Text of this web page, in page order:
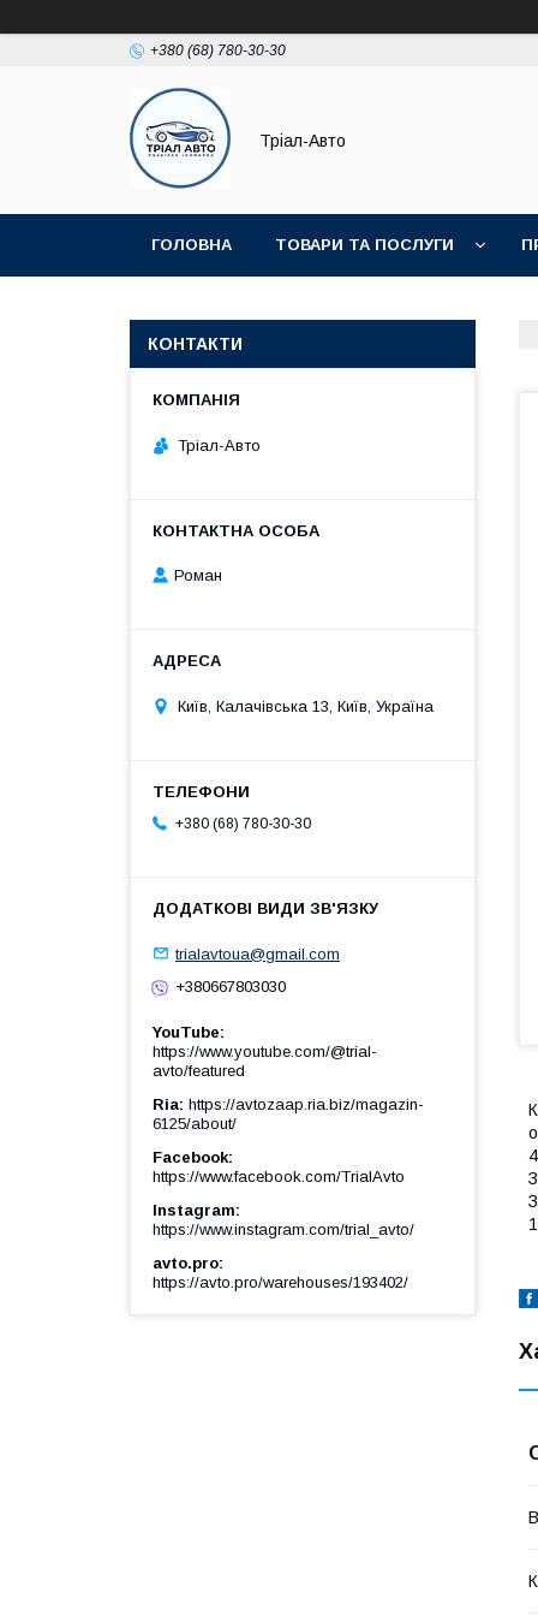
+380 (68) 780-30-30
Тріал-Авто
ГОЛОВНА ТОВАРИ ТА ПОСЛУГИ
КОНТАКТИ
Тріал-Авто
Роман
Київ, Калачівська 13, Київ, Україна
+380 (68) 780-30-30
trialavtoua@gmail.com
+380667803030
YouTube
https://www.youtube.com/@trial-
avto/featured
Ria https://avtozaap.ria.biz/magazin-
6125/about/
Facebook
https://www.facebook.com/TrialAvto
Instagram
https://www.instagram.com/trial_avto/
avto.pro
https://avto.pro/warehouses/193402/